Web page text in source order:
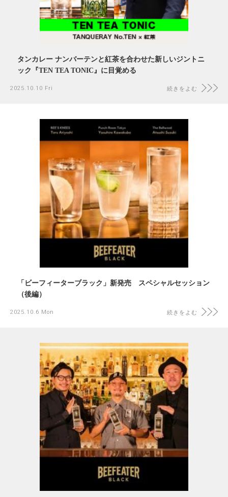
タンカレー ナンバーテンと紅茶を合わせた新しいジントニ
ック『TEN TEA TONIC』に目覚める
2025.10.10 Fri 続きをよむ
「ビーフィーターブラック」新発売 スペシャルセッション
（後編）
2025.10.6 Mon 続きをよむ